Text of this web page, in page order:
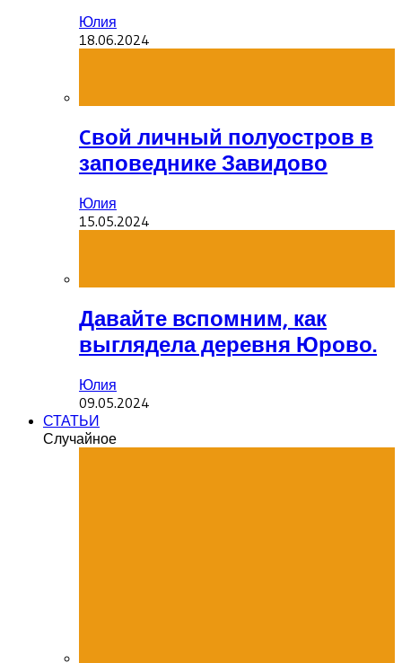
Юлия
18.06.2024
Cвой личный полуостров в
заповеднике Завидово
Юлия
15.05.2024
Давайте вспомним, как
выглядела деревня Юрово.
Юлия
09.05.2024
СТАТЬИ
Случайное